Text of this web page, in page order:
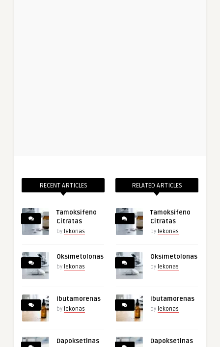
RECENT ARTICLES
Tamoksifeno
Citratas
by lekonas
Oksimetolonas
by lekonas
Ibutamorenas
by lekonas
Dapoksetinas
RELATED ARTICLES
Tamoksifeno
Citratas
by lekonas
Oksimetolonas
by lekonas
Ibutamorenas
by lekonas
Dapoksetinas